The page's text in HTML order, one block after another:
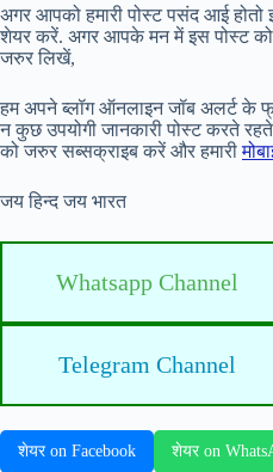
अगर आपको हमारी पोस्ट पसंद आई
शेयर करें. अगर आपके मन में इस पोस्ट
जरुर लिखें,
हम अपने ब्लॉग ऑनलाइन जॉब अलर्ट के
न कुछ उपयोगी जानकारी पोस्ट करते
को जरुर सब्सक्राइब करें और हमारी
जय हिन्द जय भारत
Whatsapp Channel
Telegram Channel
शेयर on Facebook शेयर on